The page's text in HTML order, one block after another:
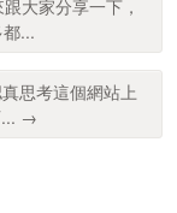
大家分享一下，
...
思考這個網站上
... →